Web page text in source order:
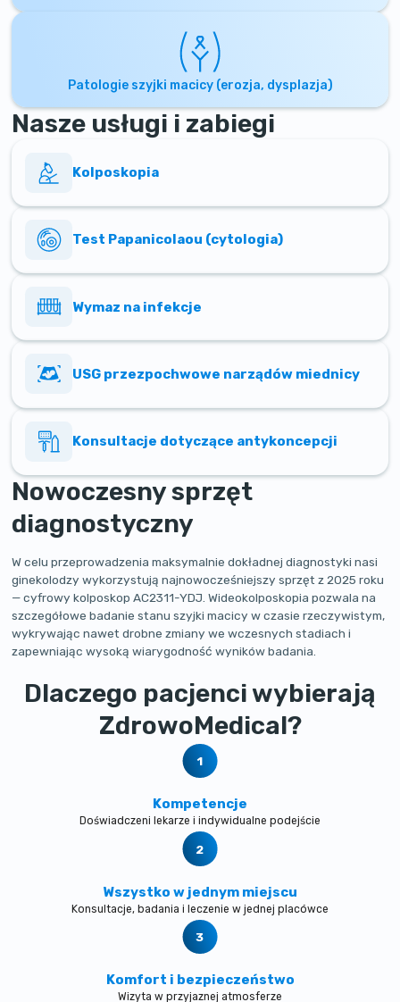
Patologie szyjki macicy (erozja, dysplazja)
Nasze usługi i zabiegi
Kolposkopia
Test Papanicolaou (cytologia)
Wymaz na infekcje
USG przezpochwowe narządów miednicy
Konsultacje dotyczące antykoncepcji
Nowoczesny sprzęt
diagnostyczny
W celu przeprowadzenia maksymalnie dokładnej diagnostyki nasi
ginekolodzy wykorzystują najnowocześniejszy sprzęt z 2025 roku
— cyfrowy kolposkop AC2311-YDJ. Wideokolposkopia pozwala na
szczegółowe badanie stanu szyjki macicy w czasie rzeczywistym,
wykrywając nawet drobne zmiany we wczesnych stadiach i
zapewniając wysoką wiarygodność wyników badania.
Dlaczego pacjenci wybierają
ZdrowoMedical?
Kompetencje
Doświadczeni lekarze i indywidualne podejście
Wszystko w jednym miejscu
Konsultacje, badania i leczenie w jednej placówce
Komfort i bezpieczeństwo
Wizyta w przyjaznej atmosferze